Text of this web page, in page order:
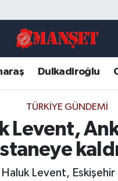
Dulkadiroğlu
TÜRKIYE GÜNDEMI
Levent,
Haluk Levent,
Nöbetçi
Hava Durumu
Trafik Yoğunluk
Puan Durumu ve